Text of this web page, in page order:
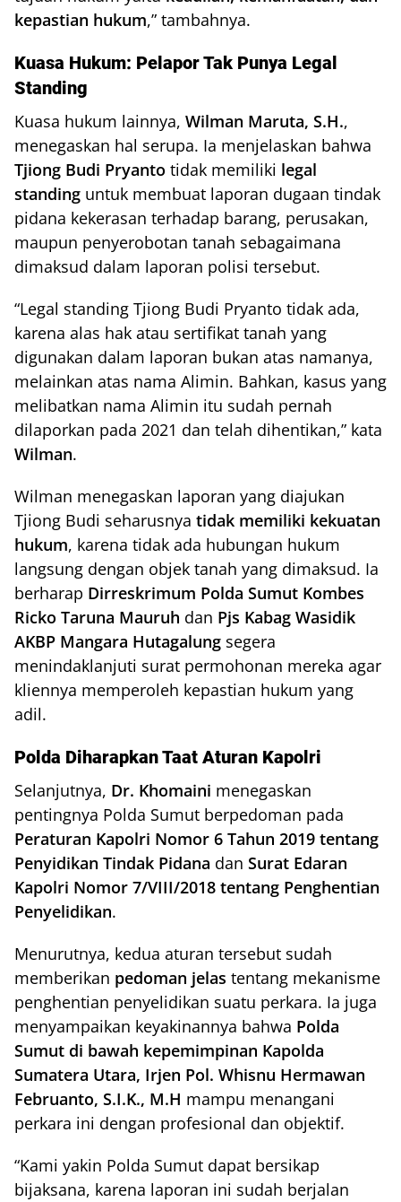
kepastian hukum,” tambahnya.
Kuasa Hukum: Pelapor Tak Punya Legal
Standing
Kuasa hukum lainnya, Wilman Maruta, S.H.,
menegaskan hal serupa. Ia menjelaskan bahwa
Tjiong Budi Pryanto tidak memiliki legal
standing untuk membuat laporan dugaan tindak
pidana kekerasan terhadap barang, perusakan,
maupun penyerobotan tanah sebagaimana
dimaksud dalam laporan polisi tersebut.
“Legal standing Tjiong Budi Pryanto tidak ada,
karena alas hak atau sertifikat tanah yang
digunakan dalam laporan bukan atas namanya,
melainkan atas nama Alimin. Bahkan, kasus yang
melibatkan nama Alimin itu sudah pernah
dilaporkan pada 2021 dan telah dihentikan,” kata
Wilman.
Wilman menegaskan laporan yang diajukan
Tjiong Budi seharusnya tidak memiliki kekuatan
hukum, karena tidak ada hubungan hukum
langsung dengan objek tanah yang dimaksud. Ia
berharap Dirreskrimum Polda Sumut Kombes
Ricko Taruna Mauruh dan Pjs Kabag Wasidik
AKBP Mangara Hutagalung segera
menindaklanjuti surat permohonan mereka agar
kliennya memperoleh kepastian hukum yang
adil.
Polda Diharapkan Taat Aturan Kapolri
Selanjutnya, Dr. Khomaini menegaskan
pentingnya Polda Sumut berpedoman pada
Peraturan Kapolri Nomor 6 Tahun 2019 tentang
Penyidikan Tindak Pidana dan Surat Edaran
Kapolri Nomor 7/VIII/2018 tentang Penghentian
Penyelidikan.
Menurutnya, kedua aturan tersebut sudah
memberikan pedoman jelas tentang mekanisme
penghentian penyelidikan suatu perkara. Ia juga
menyampaikan keyakinannya bahwa Polda
Sumut di bawah kepemimpinan Kapolda
Sumatera Utara, Irjen Pol. Whisnu Hermawan
Februanto, S.I.K., M.H mampu menangani
perkara ini dengan profesional dan objektif.
“Kami yakin Polda Sumut dapat bersikap
bijaksana, karena laporan ini sudah berjalan